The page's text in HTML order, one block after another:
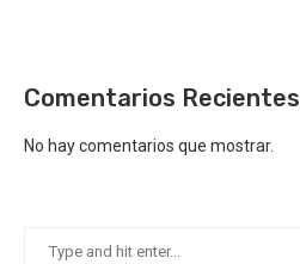
Comentarios Recientes
No hay comentarios que mostrar.